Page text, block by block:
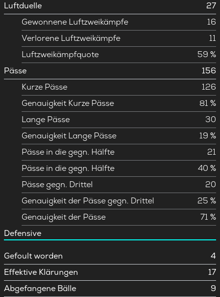
Luftduelle
27
Gewonnene Luftzweikämpfe
16
Verlorene Luftzweikämpfe
11
Luftzweikämpfquote
59 %
Pässe
156
Kurze Pässe
126
Genauigkeit Kurze Pässe
81 %
Lange Pässe
30
Genauigkeit Lange Pässe
19 %
Pässe in die gegn. Hälfte
21
Pässe in die gegn. Hälfte
40 %
Pässe gegn. Drittel
20
Genauigkeit der Pässe gegn. Drittel
25 %
Genauigkeit der Pässe
71 %
Defensive
Gefoult worden
4
Effektive Klärungen
17
Abgefangene Bälle
9